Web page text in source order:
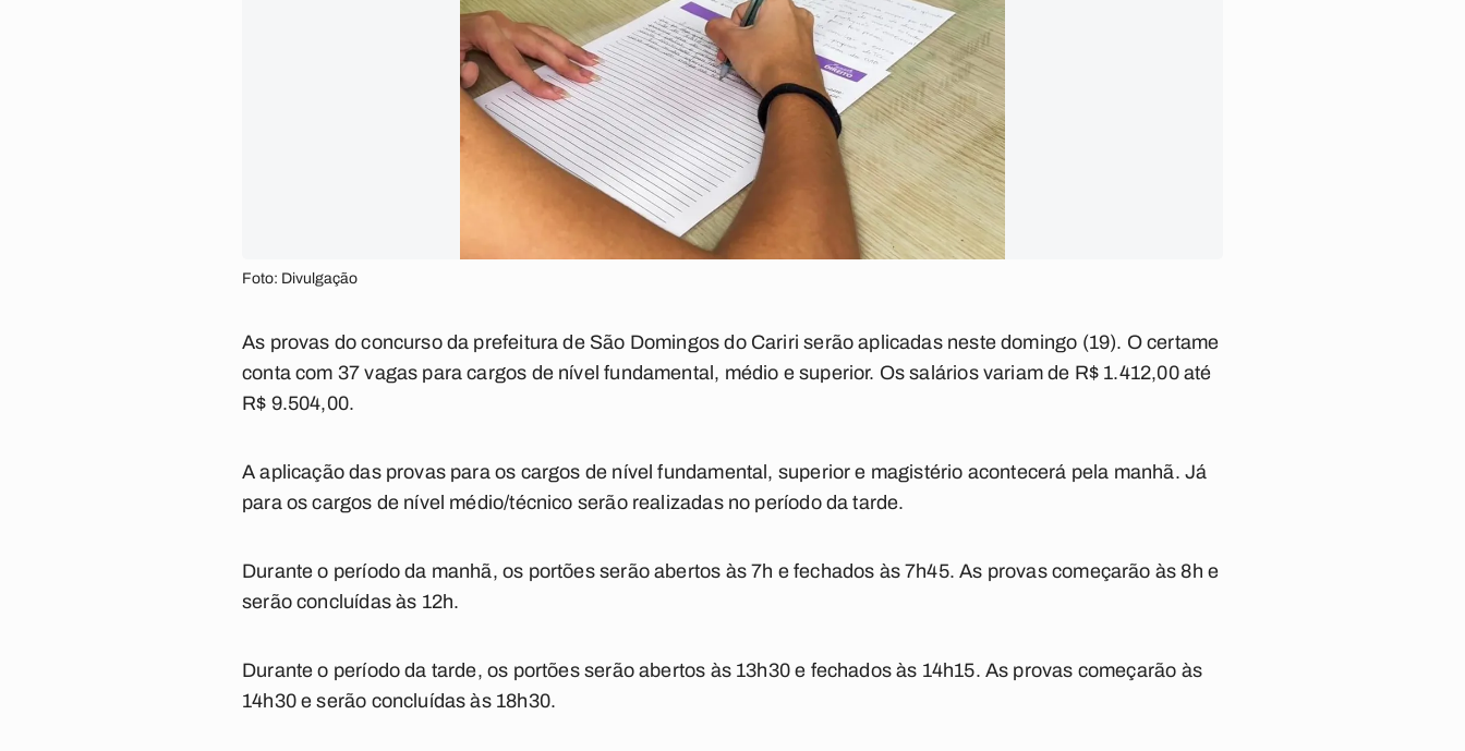
Foto: Divulgação
As provas do concurso da prefeitura de São Domingos do Cariri serão aplicadas neste domingo (19). O certame
conta com 37 vagas para cargos de nível fundamental, médio e superior. Os salários variam de R$ 1.412,00 até
R$ 9.504,00.
A aplicação das provas para os cargos de nível fundamental, superior e magistério acontecerá pela manhã. Já
para os cargos de nível médio/técnico serão realizadas no período da tarde.
Durante o período da manhã, os portões serão abertos às 7h e fechados às 7h45. As provas começarão às 8h e
serão concluídas às 12h.
Durante o período da tarde, os portões serão abertos às 13h30 e fechados às 14h15. As provas começarão às
14h30 e serão concluídas às 18h30.